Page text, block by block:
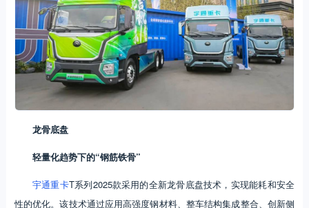
龙骨底盘
轻量化趋势下的“钢筋铁骨”
宇通重卡T系列2025款采用的全新龙骨底盘技术，实现能耗和安全
性的优化。该技术通过应用高强度钢材料、整车结构集成整合、创新侧